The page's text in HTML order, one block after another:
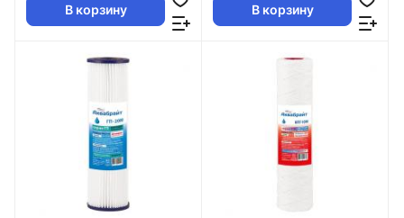
В корзину В корзину